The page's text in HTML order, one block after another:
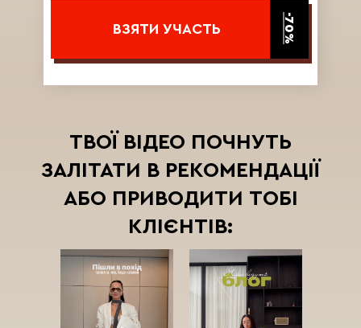
ВЗЯТИ УЧАСТЬ -70%
ТВОЇ ВІДЕО ПОЧНУТЬ
ЗАЛІТАТИ В РЕКОМЕНДАЦІЇ
АБО ПРИВОДИТИ ТОБІ
КЛІЄНТІВ: